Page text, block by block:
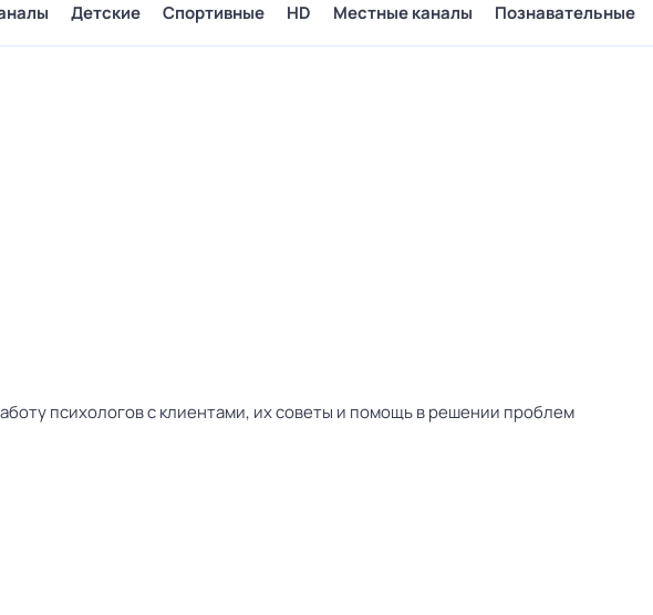
Детские Спортивные HD Местные каналы Познавательные
психологов с клиентами, их советы и помощь в решении проблем